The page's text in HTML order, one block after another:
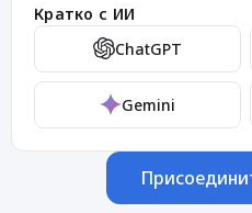
Кратко с ИИ
ChatGPT
Gemini